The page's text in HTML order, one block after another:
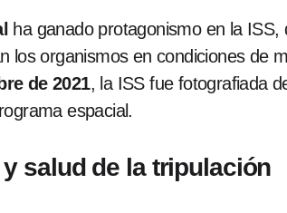
ha ganado protagonismo en la
los organismos en condiciones de
de 2021, la ISS fue fotografiada
espacial.
salud de la tripulación